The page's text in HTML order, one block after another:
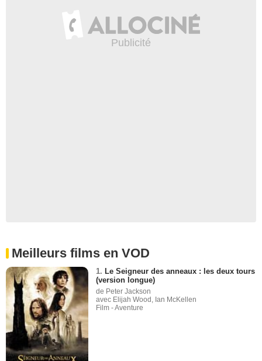
Meilleurs films en VOD
1. Le Seigneur des anneaux : les deux tours
(version longue)
de Peter Jackson
avec Elijah Wood, Ian McKellen
Film - Aventure